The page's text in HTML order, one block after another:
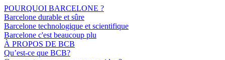
POURQUOI BARCELONE ?
Barcelone durable et sûre
Barcelone technologique et scientifique
Barcelone c'est beaucoup plu
À PROPOS DE BCB
Qu’est-ce que BCB?